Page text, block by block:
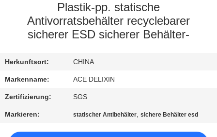
QUALITÄTSKONTROLLE
SIE
MIT
UNS
IN
VERBINDUNG
Plastik-pp. statische
Antivorratsbehälter recyclebarer
sicherer ESD sicherer Behälter-
Herkunftsort: CHINA
Markenname: ACE DELIXIN
Zertifizierung: SGS
Markieren: statischer Antibehälter,sichere Behälter esd